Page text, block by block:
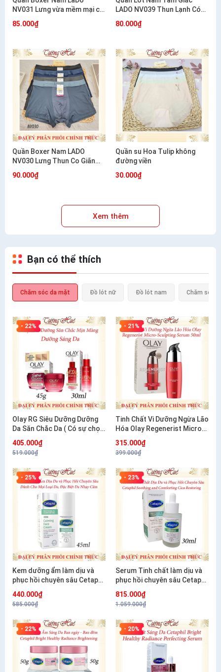
NV031 Lưng vừa mềm mại co
85.000₫
LADO NV039 Thun Lạnh Có
Mẻ
80.000₫
Quần Boxer Nam LADO
NV030 Lưng Thun Co Giãn
90.000₫
Quần su Hoa Tulip không
đường viền
30.000₫
Xem thêm
Bạn có thể thích
Chăm sóc da mặt Đồ lót nữ Đồ lót nam Chăm sóc
- 22%
Olay RG Siêu Dưỡng Dưỡng
Da Săn Chắc Da ( Có sự chọn
405.000₫
519.000₫
- 21%
Tinh Chất Vi Dưỡng Ngừa Lão
Hóa Olay Regenerist Micro-
315.000₫
399.000₫
- 25%
Kem dưỡng ẩm làm dịu và
phục hồi chuyên sâu Cetaphil
Cica Calming Face Cream
45ml
440.000₫
585.000₫
- 23%
Serum Tinh chất làm dịu và
phục hồi chuyên sâu Cetaphil
Cica Restoring 30ml
815.000₫
1.059.000₫
- 22% - 20%